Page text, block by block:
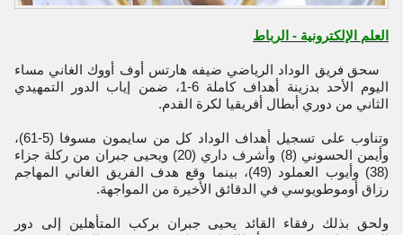
العلم الإلكترونية - الرباط
الثاني من دوري أبطال أفريقيا لكرة القدم.
رزاق أوموطويوسي في الدقائق الأخيرة من المواجهة.